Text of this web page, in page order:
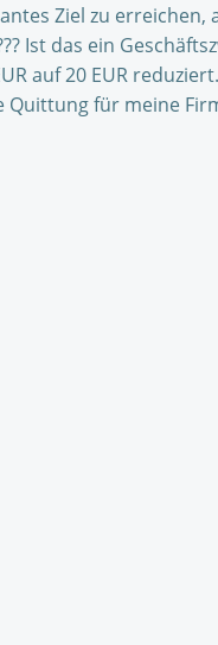
Ziel zu erreichen,
das ein
auf 20 EUR
für meine